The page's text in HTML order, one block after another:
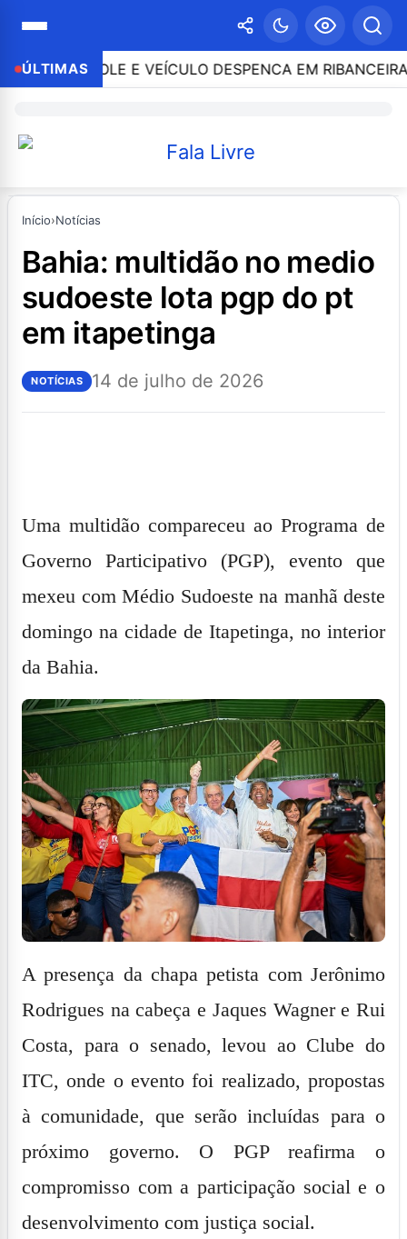
ÚLTIMASE VEÍCULO DESPENCA EM RIBANCEIRA COM
Início›Notícias
bahia: multidão no medio
sudoeste lota pgp do pt
em itapetinga
NOTÍCIAS 14 de julho de 2026
Uma multidão compareceu ao Programa de
Governo Participativo (PGP), evento que
mexeu com Médio Sudoeste na manhã deste
domingo na cidade de Itapetinga, no interior
da Bahia.
A presença da chapa petista com Jerônimo
Rodrigues na cabeça e Jaques WagnereRui
Costa, para o senado, levou ao Clube do
ITC, onde o evento foi realizado, propostas
à comunidade, que serão incluídas para o
próximo governo. O PGP reafirma o
compromisso com a participação social e o
desenvolvimento com justiça social.